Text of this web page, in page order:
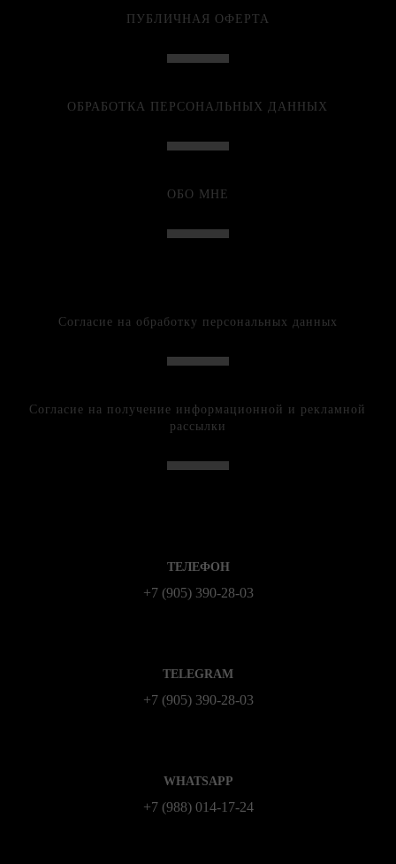
ПУБЛИЧНАЯ ОФЕРТА
ОБРАБОТКА ПЕРСОНАЛЬНЫХ ДАННЫХ
ОБО МНЕ
Согласие на обработку персональных данных
Согласие на получение информационной и рекламной
рассылки
ТЕЛЕФОН
+7 (905) 390-28-03
TELEGRAM
+7 (905) 390-28-03
WHATSAPP
+7 (988) 014‑17‑24